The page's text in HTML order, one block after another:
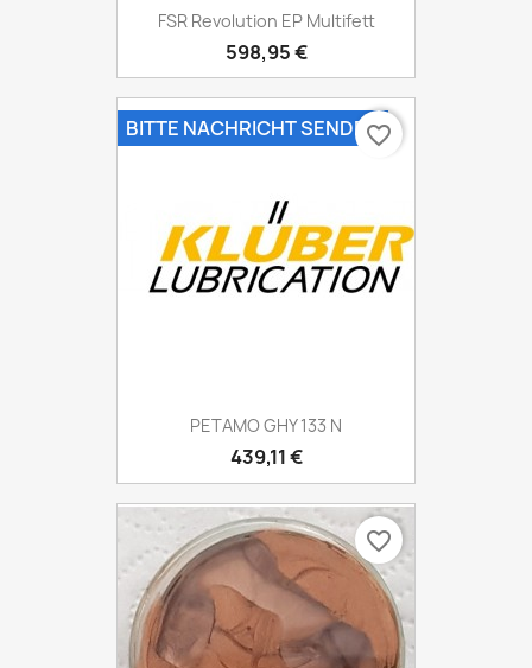
FSR Revolution EP Multifett
598,95 €
PETAMO GHY 133 N
439,11 €
BITTE NACHRICHT SENDENfavorite_border
favorite_border